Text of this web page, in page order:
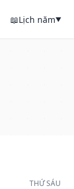
📖Lịch năm▼
THỨ SÁU